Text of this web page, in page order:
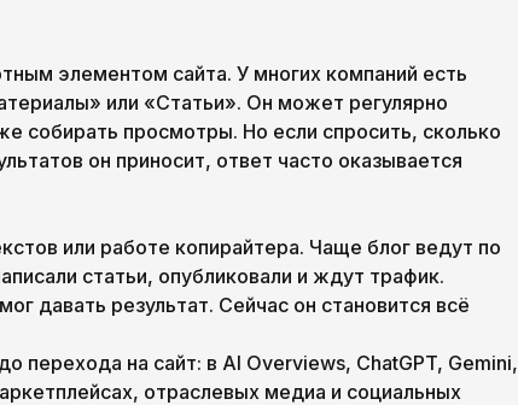
элементом сайта. У многих компаний есть
или «Статьи». Он может регулярно
собирать просмотры. Но если спросить, сколько
он приносит, ответ часто оказывается
или работе копирайтера. Чаще блог ведут по
статьи, опубликовали и ждут трафик.
давать результат. Сейчас он становится всё
перехода на сайт: в AI Overviews, ChatGPT, Gemini,
отраслевых медиа и социальных